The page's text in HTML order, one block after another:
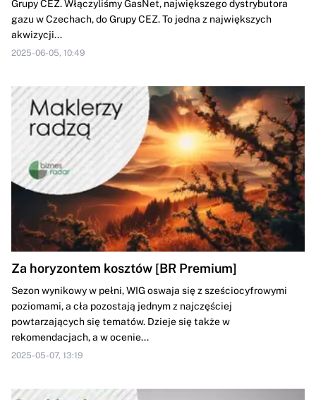
Grupy CEZ. Włączyliśmy GasNet, największego dystrybutora
gazu w Czechach, do Grupy CEZ. To jedna z największych
akwizycji...
2025-06-05, 10:49
Za horyzontem kosztów [BR Premium]
Sezon wynikowy w pełni, WIG oswaja się z sześciocyfrowymi
poziomami, a cła pozostają jednym z najczęściej
powtarzających się tematów. Dzieje się także w
rekomendacjach, a w ocenie...
2025-05-07, 13:19